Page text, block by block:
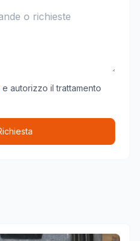
e autorizzo il trattamento